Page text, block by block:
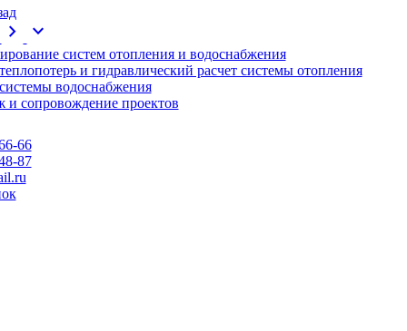
chevron_right expand_more
систем отопления и водоснабжения
и гидравлический расчет системы отопления
водоснабжения
и сопровождение проектов
66
87